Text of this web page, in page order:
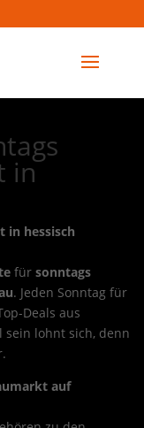
in
in hessisch
für sonntags
. Jeden Sonntag für
Deals aus
sein lohnt sich, denn
auf